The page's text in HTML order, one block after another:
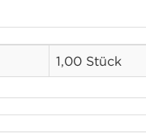
1,00 Stück